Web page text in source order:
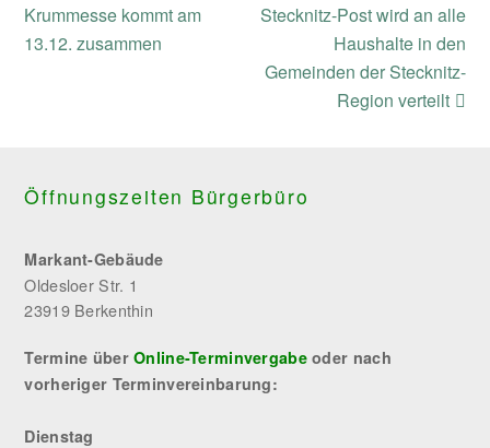
post:
Krummesse kommt am
13.12. zusammen
post:
Stecknitz-Post wird an alle
Haushalte in den
Gemeinden der Stecknitz-
Region verteilt
Öffnungszeiten Bürgerbüro
Markant-Gebäude
Oldesloer Str. 1
23919 Berkenthin
Termine überOnline-Terminvergabeoder nach
vorheriger Terminvereinbarung:
Dienstag